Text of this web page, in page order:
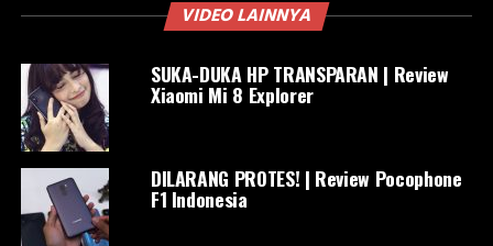
VIDEO LAINNYA
SUKA-DUKA HP TRANSPARAN | Review
Xiaomi Mi 8 Explorer
DILARANG PROTES! | Review Pocophone
F1 Indonesia